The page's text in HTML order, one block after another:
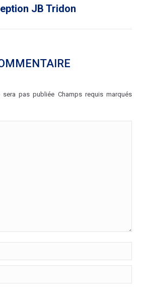
Article
JB Tridon
pas publiée Champs requis marqués